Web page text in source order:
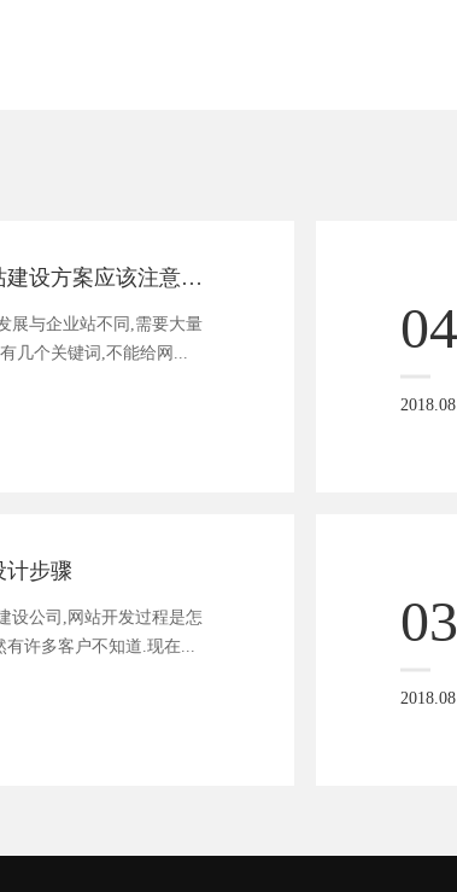
好的电商网站建设方案应该注意哪些
展与企业站不同,需要大量
几个关键词,不能给网...
04
2018.08
计步骤
设公司,网站开发过程是怎
许多客户不知道.现在...
03
2018.08